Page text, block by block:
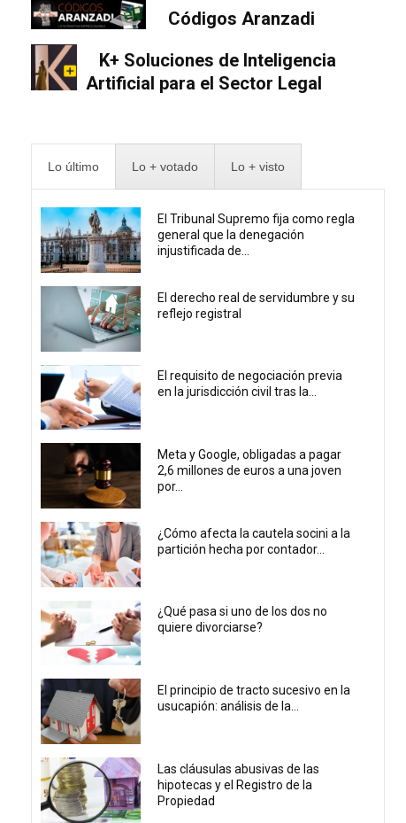
Códigos Aranzadi
K+ Soluciones de Inteligencia
Artificial para el Sector Legal
Lo último Lo + votado Lo + visto
El Tribunal Supremo fija como regla
general que la denegación
injustificada de...
El derecho real de servidumbre y su
reflejo registral
El requisito de negociación previa
en la jurisdicción civil tras la...
Meta y Google, obligadas a pagar
2,6 millones de euros a una joven
por...
¿Cómo afecta la cautela socini a la
partición hecha por contador...
¿Qué pasa si uno de los dos no
quiere divorciarse?
El principio de tracto sucesivo en la
usucapión: análisis de la...
Las cláusulas abusivas de las
hipotecas y el Registro de la
Propiedad